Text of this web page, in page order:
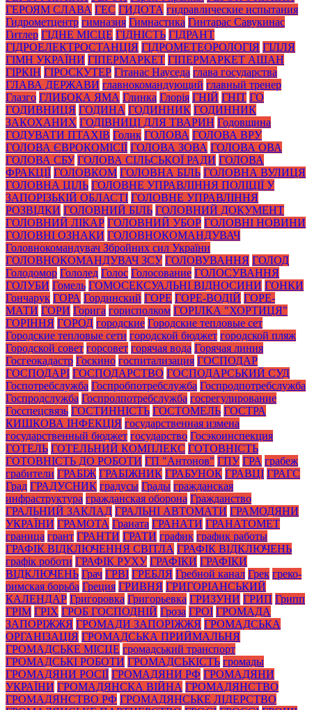
ГЕРОЯМ СЛАВА ГЕС ГИДОТА гидравлические испытания
Гидрометцентр гимназия Гимнастика Гинтарас Савукинас
Гитлер ГІДНЕ МІСЦЕ ГІДНІСТЬ ГІДРАНТ
ГІДРОЕЛЕКТРОСТАНЦІЯ ГІДРОМЕТЕОРОЛОГІЯ ГІЛЛЯ
ГІМН УКРАЇНИ ГІПЕРМАРКЕТ ГІПЕРМАРКЕТ АШАН
ГІРКІН ГІРОСКУТЕР Гітанас Науседа глава государства
ГЛАВА ДЕРЖАВИ главнокомандующий главный тренер
Глазго ГЛИБОКА ЯМА Глинка Глорія ГНІЙ ГНІТ ГО
ГОДИВНИЦЯ ГОДИНА ГОДИННИК ГОДИННИК
ЗАКОХАНИХ ГОДІВНИЦІ ДЛЯ ТВАРИН Годовщина
ГОДУВАТИ ПТАХІВ Голик ГОЛОВА ГОЛОВА ВРУ
ГОЛОВА ЄВРОКОМІСІЇ ГОЛОВА ЗОВА ГОЛОВА ОВА
ГОЛОВА СБУ ГОЛОВА СІЛЬСЬКОЇ РАДИ ГОЛОВА
ФРАКЦІЇ ГОЛОВКОМ ГОЛОВНА БІЛЬ ГОЛОВНА ВУЛИЦЯ
ГОЛОВНА ЦІЛЬ ГОЛОВНЕ УПРАВЛІННЯ ПОЛІЦІЇ У
ЗАПОРІЗЬКІЙ ОБЛАСТІ ГОЛОВНЕ УПРАВЛІННЯ
РОЗВІДКИ ГОЛОВНИЙ БІЛЬ ГОЛОВНИЙ ДОКУМЕНТ
ГОЛОВНИЙ ЛІКАР ГОЛОВНИЙ УБОР ГОЛОВНІ НОВИНИ
ГОЛОВНІ ОЗНАКИ ГОЛОВНОКОМАНДУВАЧ
Головнокомандувач Збройних сил України
ГОЛОВНОКОМАНДУВАЧ ЗСУ ГОЛОВУВАННЯ ГОЛОД
Голодомор Гололед Голос Голосование ГОЛОСУВАННЯ
ГОЛУБИ Гомель ГОМОСЕКСУАЛЬНІ ВІДНОСИНИ ГОНКИ
Гончарук ГОРА Гординский ГОРЕ ГОРЕ-ВОДІЙ ГОРЕ-
МАТИ ГОРИ Горига горисполком ГОРІЛКА "ХОРТИЦЯ"
ГОРІННЯ ГОРОД городские Городские тепловые сет
Городские тепловые сети городской бюджет городской пляж
Городской совет горсовет горячая вода Горячая линия
Госгеокадастр Госкино госпитализация ГОСПОДАР
ГОСПОДАРІ ГОСПОДАРСТВО ГОСПОДАРСЬКИЙ СУД
Госпотребслужба Госпробпотребслужба Госпродпотребслужба
Госпродслужба Госпролпотребслужба госрегулирование
Госспецсвязь ГОСТИННІСТЬ ГОСТОМЕЛЬ ГОСТРА
КИШКОВА ІНФЕКЦІЯ государственная измена
государственный бюджет государство Госэкоинспекция
ГОТЕЛЬ ГОТЕЛЬНИЙ КОМПЛЕКС ГОТОВНІСТЬ
ГОТОВНІСТЬ ДО РОБОТИ ГП "Антонов" ГПУ ГРА грабеж
грабители ГРАБІЖ ГРАБІЖНИК ГРАБУНОК ГРАВЦІ ГРАГС
Град ГРАДУСНИК градусы Грады гражданская
инфраструктура гражданская оборона Гражданство
ГРАЛЬНИЙ ЗАКЛАД ГРАЛЬНІ АВТОМАТИ ГРАМОДЯНИ
УКРАЇНИ ГРАМОТА Граната ГРАНАТИ ГРАНАТОМЕТ
граница грант ГРАНТИ ГРАТИ график график работы
ГРАФІК ВІДКЛЮЧЕННЯ СВІТЛА ГРАФІК ВІДКЛЮЧЕНЬ
графік роботи ГРАФІК РУХУ ГРАФІКИ ГРАФІКИ
ВІДКЛЮЧЕНЬ Грач ГРВІ ГРЕБЛЯ Гребной канал Грек греко-
римская борьба Греция ГРИВНЯ ГРИГОРІАНСЬКИЙ
КАЛЕНДАР Григоровка Григорьевка ГРИЗУНИ ГРИП Грипп
ГРІМ ГРІХ ГРОБ ГОСПОДНІЙ Гроза ГРОІ ГРОМАДА
ЗАПОРІЖЖЯ ГРОМАДИ ЗАПОРІЖЖЯ ГРОМАДСЬКА
ОРГАНІЗАЦІЯ ГРОМАДСЬКА ПРИЙМАЛЬНЯ
ГРОМАДСЬКЕ МІСЦЕ громадський транспорт
ГРОМАДСЬКІ РОБОТИ ГРОМАДСЬКІСТЬ громады
ГРОМАДЯНИ РОСІЇ ГРОМАДЯНИ РФ ГРОМАДЯНИ
УКРАЇНИ ГРОМАДЯНСКА ВІЙНА ГРОМАДЯНСТВО
ГРОМАДЯНСТВО РФ ГРОМАДЯНСЬКЕ ЛІДЕРСТВО